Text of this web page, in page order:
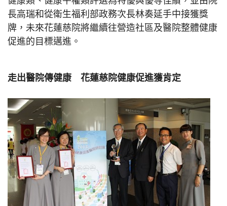
長高瑞和從衛生福利部政務次長林奏延手中接獲獎
牌，未來花蓮慈院將繼續往營造社區及醫院整體健康
促進的目標邁進。
走出醫院傳健康 花蓮慈院健康促進獲肯定